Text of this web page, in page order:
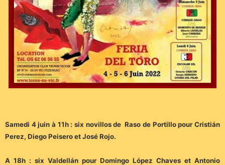
Samedi 4 juin à 11h : six novillos de Raso de Portillo pour Cristián
Perez, Diego Peisero et José Rojo.
A 18h : six Valdellán pour Domingo López Chaves et Antonio